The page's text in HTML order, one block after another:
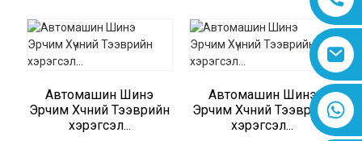
8618019377761
Автомашин Шинэ
Эрчим Хүчний Тээврийн
хэрэгсэл...
Автомашин Шинэ
Эрчим Хүчний Тээврийн
хэрэгсэл...